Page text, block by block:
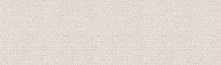
財務・業績 資産・負債・資本の推移 明20.12~
財務・業績 損益および利益処分の推移 明20.4~昭